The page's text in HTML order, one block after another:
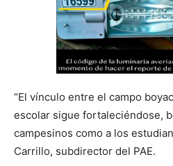
“El vínculo entre el campo
escolar sigue fortaleciéndose,
campesinos como a los
Carrillo, subdirector del PAE.